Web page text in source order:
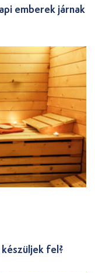
emberek járnak
fel?